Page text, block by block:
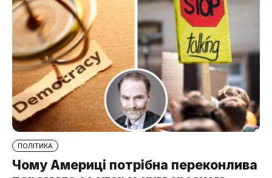
ПОЛІТИКА
Чому Америці потрібна переконлива